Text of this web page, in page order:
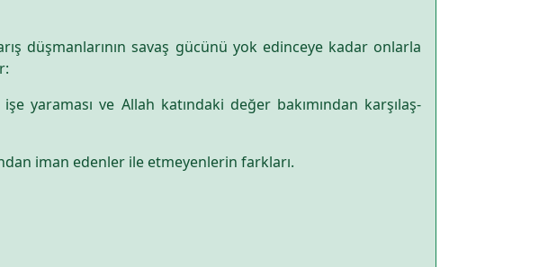
düşmanlarının savaş gücünü yok edinceye kadar onlarla
yaraması ve Allah katındaki değer bakımından karşılaş­
iman edenler ile etmeyenlerin farkları.